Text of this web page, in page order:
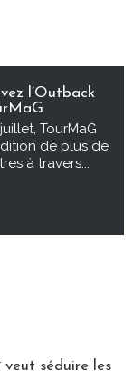
l’Outback
TourMaG
de plus de
à travers...
séduire les